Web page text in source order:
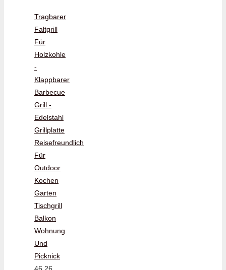
Tragbarer
Faltgrill
Für
Holzkohle
-
Klappbarer
Barbecue
Grill -
Edelstahl
Grillplatte
Reisefreundlich
Für
Outdoor
Kochen
Garten
Tischgrill
Balkon
Wohnung
Und
Picknick